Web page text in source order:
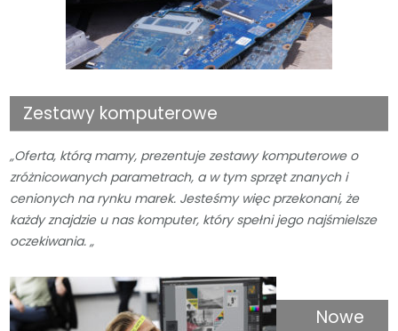
Zestawy komputerowe
„Oferta, którą mamy, prezentuje zestawy komputerowe o
zróżnicowanych parametrach, a w tym sprzęt znanych i
cenionych na rynku marek. Jesteśmy więc przekonani, że
każdy znajdzie u nas komputer, który spełni jego najśmielsze
oczekiwania. „
Nowe